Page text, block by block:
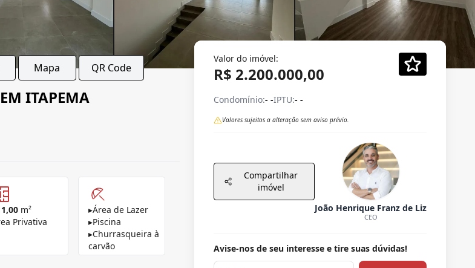
Mapa QR Code
ITAPEMA
m²
Privativa
▸Área de Lazer
▸Piscina
▸Churrasqueira à
carvão
Valor do imóvel:
R$ 2.200.000,00
Condomínio:- -IPTU:- -
Valores sujeitos a alteração sem aviso prévio.
Compartilhar
imóvel
João Henrique Franz de Liz
CEO
Avise-nos de seu interesse e tire suas dúvidas!